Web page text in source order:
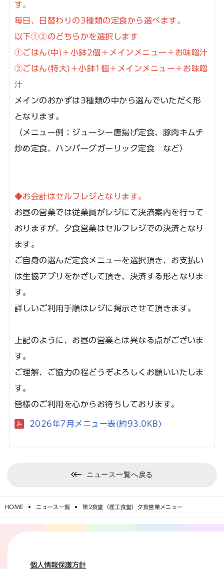
す。
毎日、日替わりの3種類の定食から選べます。
以下①②のどちらかを選択します
①ごはん(中)＋小鉢2個＋メインメニュー＋お味噌汁
②ごはん(特大)＋小鉢1個＋メインメニュー＋お味噌
汁
メインのおかずは3種類の中から選んでいただく形
となります。
（メニュー例；ジューシー唐揚げ定食、豚肉キムチ
炒め定食、ハンバーグガーリック定食 など）
◆お会計はセルフレジとなります。
お昼の営業では従業員がレジにて決済案内を行って
おりますが、夕食営業はセルフレジでの決済となり
ます。
ご自身の選んだ定食メニューを選択頂き、お支払い
は生協アプリをかざして頂き、決済する形となりま
す。
詳しいご利用手順はレジに掲示させて頂きます。
上記のように、お昼の営業とは異なる点がございま
す。
ご理解、ご協力の程どうぞよろしくお願いいたしま
す。
皆様のご利用を心からお待ちしております。
2026年7月メニュー表(約93.0KB)
ニュース一覧へ戻る
HOME ニュース一覧 第2食堂（理工食堂）夕食営業メニュー
個人情報保護方針